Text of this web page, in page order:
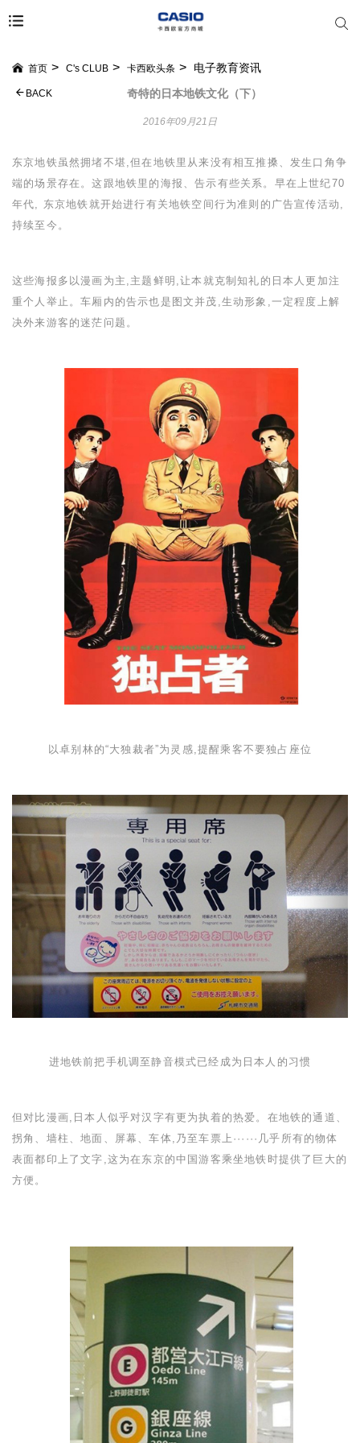
首页 C's CLUB 卡西欧头条 电子教育资讯
奇特的日本地铁文化（下）
BACK
2016年09月21日
东京地铁虽然拥堵不堪,但在地铁里从来没有相互推搡、发生口角争
端的场景存在。这跟地铁里的海报、告示有些关系。早在上世纪70
年代, 东京地铁就开始进行有关地铁空间行为准则的广告宣传活动,
持续至今。
这些海报多以漫画为主,主题鲜明,让本就克制知礼的日本人更加注
重个人举止。车厢内的告示也是图文并茂,生动形象,一定程度上解
决外来游客的迷茫问题。
以卓别林的“大独裁者”为灵感,提醒乘客不要独占座位
进地铁前把手机调至静音模式已经成为日本人的习惯
但对比漫画,日本人似乎对汉字有更为执着的热爱。在地铁的通道、
拐角、墙柱、地面、屏幕、车体,乃至车票上 ······ 几乎所有的物体
表面都印上了文字,这为在东京的中国游客乘坐地铁时提供了巨大的
方便。